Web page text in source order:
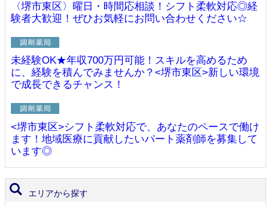
〈堺市東区〉曜日・時間応相談！シフト柔軟対応◎経
験者大歓迎！ぜひお気軽にお問い合わせください☆
未経験OK★年収700万円可能！スキルを高めるため
に、経験を積んでみませんか？<堺市東区>新しい環境
で成長できるチャンス！
<堺市東区>シフト柔軟対応で、あなたのペースで働け
ます！地域医療に貢献したいパート薬剤師を募集して
います◎
エリアから探す